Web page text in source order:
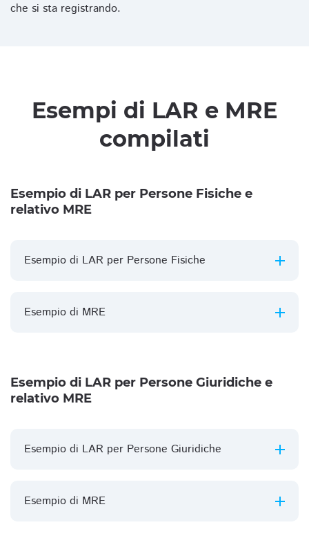
che si sta registrando.
Esempi di LAR e MRE
compilati
Esempio di LAR per Persone Fisiche e
relativo MRE
Esempio di LAR per Persone Fisiche
Esempio di MRE
Esempio di LAR per Persone Giuridiche e
relativo MRE
Esempio di LAR per Persone Giuridiche
Esempio di MRE